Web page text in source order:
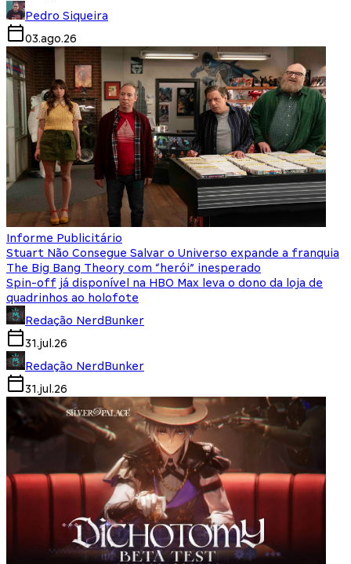
Pedro Siqueira
03.ago.26
Informe Publicitário
Stuart Não Consegue Salvar o Universo expande a franquia
The Big Bang Theory com “herói” inesperado
Spin-off já disponível na HBO Max leva o dono da loja de
quadrinhos ao holofote
Redação NerdBunker
31.jul.26
Redação NerdBunker
31.jul.26